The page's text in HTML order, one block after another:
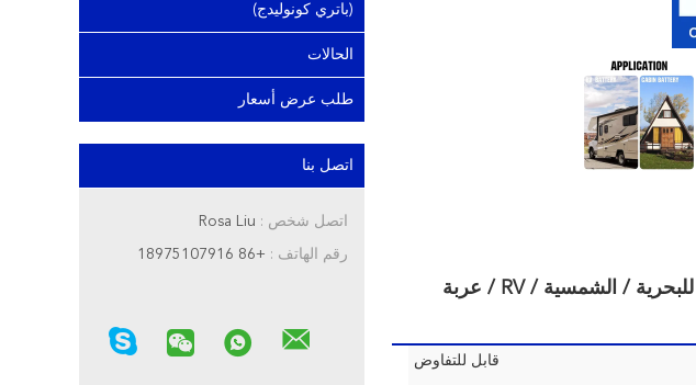
(باتري كونوليدج)
الحالات
طلب عرض أسعار
اتصل بنا
اتصل شخص :
رقم الهاتف : +86 18975107916
LiFePo4 بطارية ليثيوم OEM ODM 12V 100Ah 150Ah 200Ah بطارية دورة عميقة للبحرية / الشمسية / RV / عربة
قابل للتفاوض